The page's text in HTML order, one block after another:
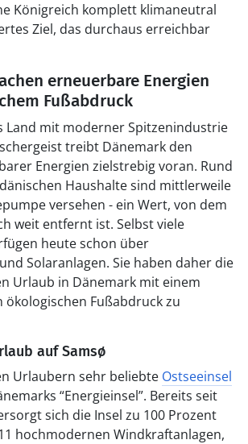
Königreich komplett klimaneutral
Ziel, das durchaus erreichbar
erneuerbare Energien
Fußabdruck
Land mit moderner Spitzenindustrie
treibt Dänemark den
Energien zielstrebig voran. Rund
Haushalte sind mittlerweile
versehen - ein Wert, von dem
weit entfernt ist. Selbst viele
heute schon über
Solaranlagen. Sie haben daher die
Urlaub in Dänemark mit einem
ökologischen Fußabdruck zu
auf Samsø
Urlaubern sehr beliebte Ostseeinsel
“Energieinsel”. Bereits seit
sich die Insel zu 100 Prozent
hochmodernen Windkraftanlagen,